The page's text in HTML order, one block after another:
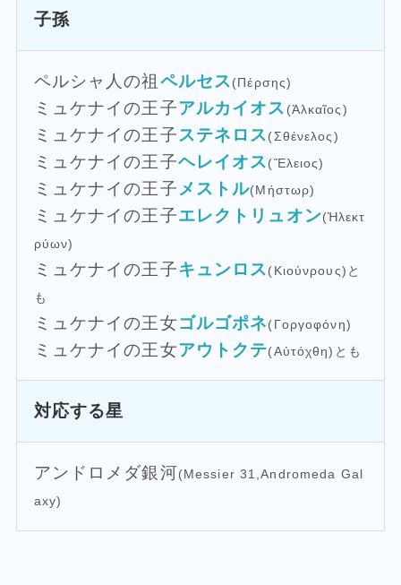
子孫
ペルシャ人の祖 ペルセス(Πέρσης)
ミュケナイの王子アルカイオス (Ἀλκαῖος)
ミュケナイの王子ステネロス(Σθένελος)
ミュケナイの王子ヘレイオス(Ἕλειος)
ミュケナイの王子 メストル(Μήστωρ)
ミュケナイの王子エレクトリュオン(Ἠλεκτ
ρύων)
ミュケナイの王子キュンロス(Κιούνρους)と
も
ミュケナイの王女ゴルゴポネ(Γοργοφόνη)
ミュケナイの王女アウトクテ(Αὐτόχθη)とも
対応する星
アンドロメダ銀河(Messier 31,Andromeda Gal
axy)